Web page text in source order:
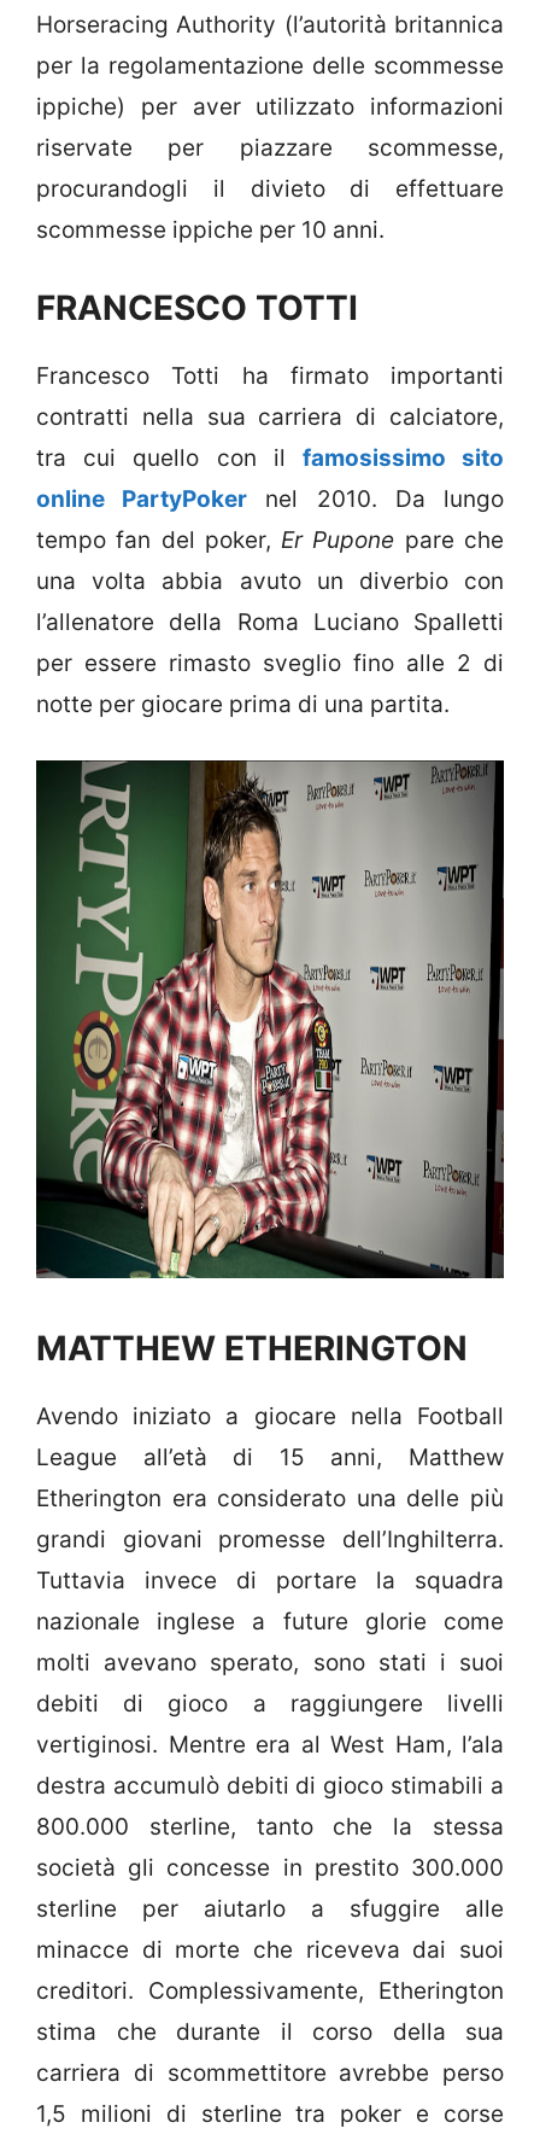
Horseracing Authority (l’autorità britannica
per la regolamentazione delle scommesse
ippiche) per aver utilizzato informazioni
riservate per piazzare scommesse,
procurandogli il divieto di effettuare
scommesse ippiche per 10 anni.
FRANCESCO TOTTI
Francesco Totti ha firmato importanti
contratti nella sua carriera di calciatore,
tra cui quello con il famosissimo sito
online PartyPoker nel 2010. Da lungo
tempo fan del poker,Er Pupone pare che
una volta abbia avuto un diverbio con
l’allenatore della Roma Luciano Spalletti
per essere rimasto sveglio fino alle 2 di
notte per giocare prima di una partita.
MATTHEW ETHERINGTON
Avendo iniziato a giocare nella Football
League all’età di 15 anni, Matthew
Etherington era considerato una delle più
grandi giovani promesse dell’Inghilterra.
Tuttavia invece di portare la squadra
nazionale inglese a future glorie come
molti avevano sperato, sono stati i suoi
debiti di gioco a raggiungere livelli
vertiginosi. Mentre era al West Ham, l’ala
destra accumulò debiti di gioco stimabili a
800.000 sterline, tanto che la stessa
società gli concesse in prestito 300.000
sterline per aiutarlo a sfuggire alle
minacce di morte che riceveva dai suoi
creditori. Complessivamente, Etherington
stima che durante il corso della sua
carriera di scommettitore avrebbe perso
1,5 milioni di sterline tra poker e corse